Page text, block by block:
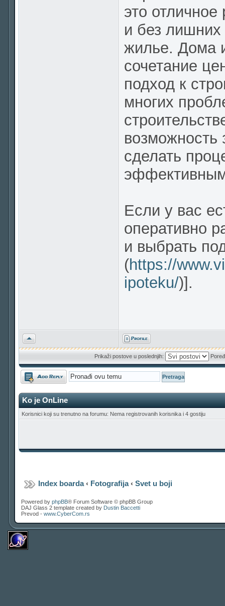
это
и без лишних
жилье. Дома
сочетание
подход к
многих
возможность
сделать
Если у вас
оперативно
и выбрать
(https://
ipoteku/)].
Vrh
Prikaži postove u poslednjih:
Odgovori
Ko je OnLine
Korisnici koji su trenutno na forumu: Nema registrovanih korisnika i 4 gostiju
Index boarda‹ Fotografija‹Svet u boji
Powered by phpBB® Forum Software © phpBB Group
DAJ Glass 2 template created by Dustin Baccetti
Prevod - www.CyberCom.rs